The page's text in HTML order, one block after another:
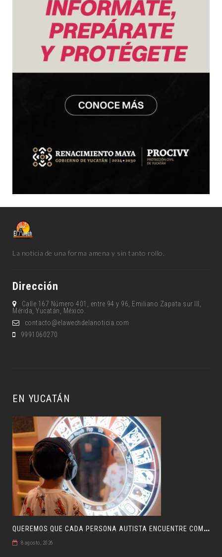
La noticia de una forma amena y sin tanto rollo.
Dirección
Calle 167 Número 401, entre 94 y 96, Emiliano Zapata sur lll,
Mérida, Yucatán, México.
contacto@elawechdelanoticia.com
9991060270
EN YUCATÁN
Q
UEREMOS QUE CADA PERSONA AUTISTA ENCUENTRE COMPRENSIÓN: JDM
8 agosto, 2026